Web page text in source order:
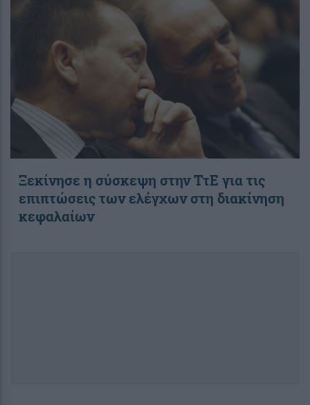
Ξεκίνησε η σύσκεψη στην ΤτΕ για τις
επιπτώσεις των ελέγχων στη διακίνηση
κεφαλαίων